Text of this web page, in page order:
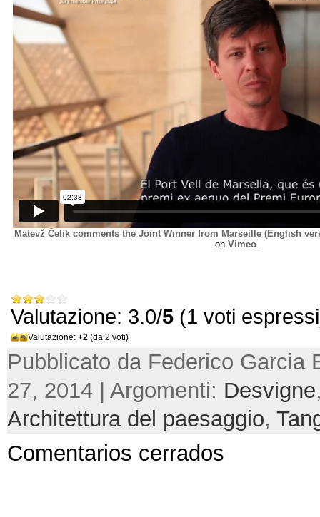
Matevž Čelik comments the Joint Winner from Marseille (English
on Vimeo
Valutazione: 3.0/5 (1 voti
Valutazione: +2 (da 2 voti)
Pubblicato da Federico Garcia
27, 2014 | Argomenti: Desvigne
Architettura del paesaggio,
Comentarios cerrados